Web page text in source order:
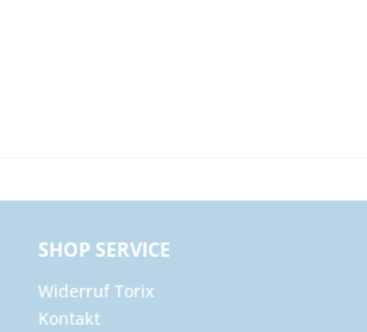
SHOP SERVICE
Widerruf Torix
Kontakt